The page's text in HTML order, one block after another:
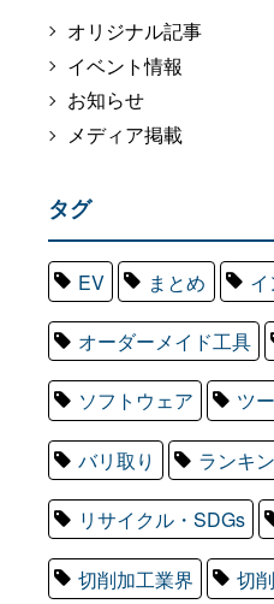
オリジナル記事
イベント情報
お知らせ
メディア掲載
タグ
EV まとめ
オーダーメイド工具
ソフトウェア ツ
バリ取り ランキ
リサイクル・SDGs
切削加工業界 切